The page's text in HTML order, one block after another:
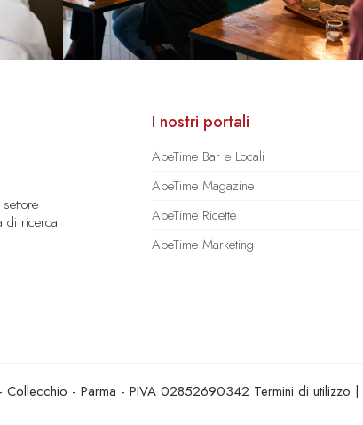
di ricerca
I nostri portali
ApeTime Bar e Locali
ApeTime Magazine
ApeTime Ricette
ApeTime Marketing
- Parma - PIVA 02852690342 Termini di utilizzo |